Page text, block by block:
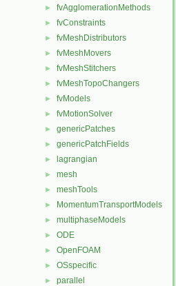
► fvAgglomerationMethods
► fvConstraints
► fvMeshDistributors
► fvMeshMovers
► fvMeshStitchers
► fvMeshTopoChangers
► fvModels
► fvMotionSolver
► genericPatches
► genericPatchFields
► lagrangian
► mesh
► meshTools
► MomentumTransportModels
► multiphaseModels
► ODE
► OpenFOAM
► OSspecific
► parallel